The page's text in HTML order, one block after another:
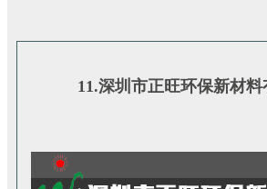
11.深圳市正旺环保新材料